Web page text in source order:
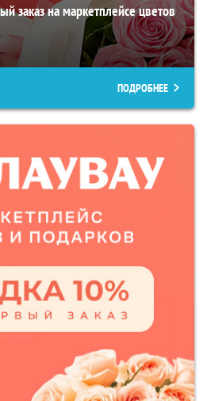
заказ на маркетплейсе цветов
ПОДРОБНЕЕ